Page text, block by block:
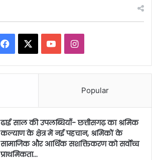
Facebook YouTubeInstagram
Popular
ढाई साल की उपलब्धियाँ- छत्तीसगढ़ का श्रमिक
कल्याण के क्षेत्र में नई पहचान, श्रमिकों के
सामाजिक और आर्थिक सशक्तिकरण को सर्वाेच्च
प्राथमिकता…